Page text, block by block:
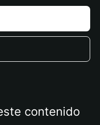
contenido